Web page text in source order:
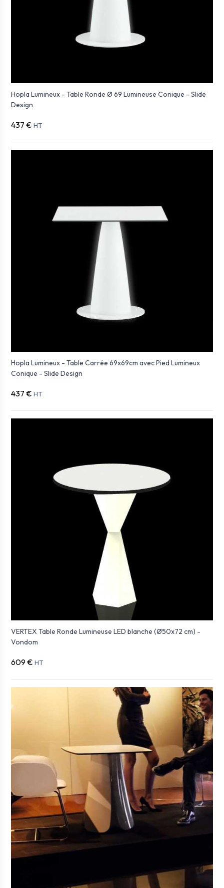
Hopla Lumineux - Table Ronde Ø 69 Lumineuse Conique - Slide
Design
437 € HT
Hopla Lumineux - Table Carrée 69x69cm avec Pied Lumineux
Conique - Slide Design
437 € HT
VERTEX Table Ronde Lumineuse LED blanche (Ø50x72 cm) -
Vondom
609 € HT